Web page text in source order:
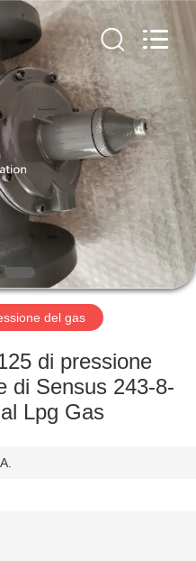
del gas
di pressione
di Sensus 243-8-
Lpg Gas